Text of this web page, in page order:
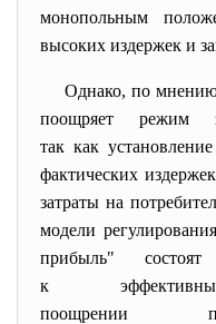
монопольным
высоких издержек и
Однако, по мнению
поощряет режим
так как
фактических
затраты на
модели
прибыль"
к
поощрении